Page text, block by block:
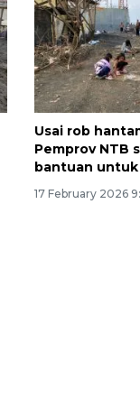
Usai rob
Pemprov NTB
bantuan untuk
17 February 2026